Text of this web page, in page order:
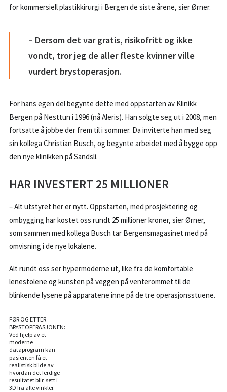
for kommersiell plastikkirurgi i Bergen de siste årene, sier Ørner.
– Dersom det var gratis, risikofritt og ikke
vondt, tror jeg de aller fleste kvinner ville
vurdert brystoperasjon.
For hans egen del begynte dette med oppstarten av Klinikk
Bergen på Nesttun i 1996 (nå Aleris). Han solgte seg ut i 2008, men
fortsatte å jobbe der frem til i sommer. Da inviterte han med seg
sin kollega Christian Busch, og begynte arbeidet med å bygge opp
den nye klinikken på Sandsli.
HAR INVESTERT 25 MILLIONER
– Alt utstyret her er nytt. Oppstarten, med prosjektering og
ombygging har kostet oss rundt 25 millioner kroner, sier Ørner,
som sammen med kollega Busch tar Bergensmagasinet med på
omvisning i de nye lokalene.
Alt rundt oss ser hypermoderne ut, like fra de komfortable
lenestolene og kunsten på veggen på venterommet til de
blinkende lysene på apparatene inne på de tre operasjonsstuene.
FØR OG ETTER
BRYSTOPERASJONEN:
Ved hjelp av et
moderne
dataprogram kan
pasienten få et
realistisk bilde av
hvordan det ferdige
resultatet blir, sett i
3D fra alle vinkler.